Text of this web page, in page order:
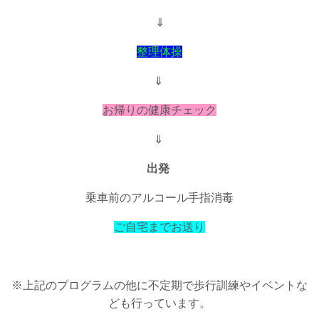
⇓
整理体操
⇓
お帰りの健康チェック
⇓
出発
乗車前のアルコール手指消毒
ご自宅までお送り
※上記のプログラムの他に不定期で歩行訓練やイベントな
ども行っています。